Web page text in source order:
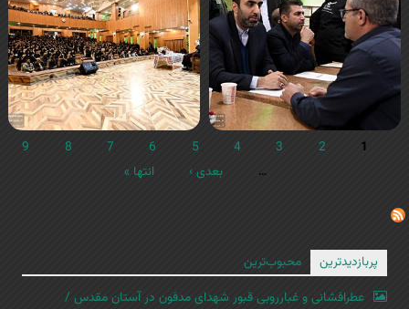
1
2
3
4
5
6
7
8
9
…
بعدی › انتها »
پربازدیدترین
محبوب‌ترین
عطرافشانی و غبارروبی قبور شهدای مدفون در آستان مقدس /